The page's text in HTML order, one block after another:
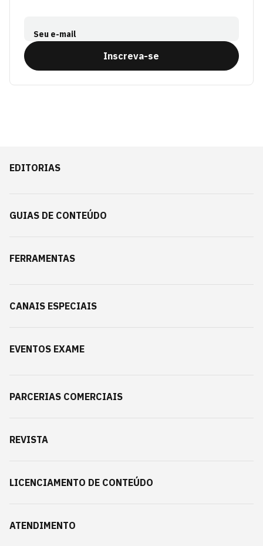
Seu e-mail
Inscreva-se
EDITORIAS
GUIAS DE CONTEÚDO
FERRAMENTAS
CANAIS ESPECIAIS
EVENTOS EXAME
PARCERIAS COMERCIAIS
REVISTA
LICENCIAMENTO DE CONTEÚDO
ATENDIMENTO